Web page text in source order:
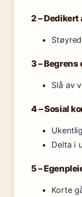
2 –
3 –
Slå av
4 – Sosial
Delta i
5 –
Korte